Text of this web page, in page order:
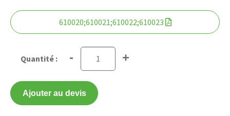
610020;610021;610022;610023
- +
Ajouter au devis